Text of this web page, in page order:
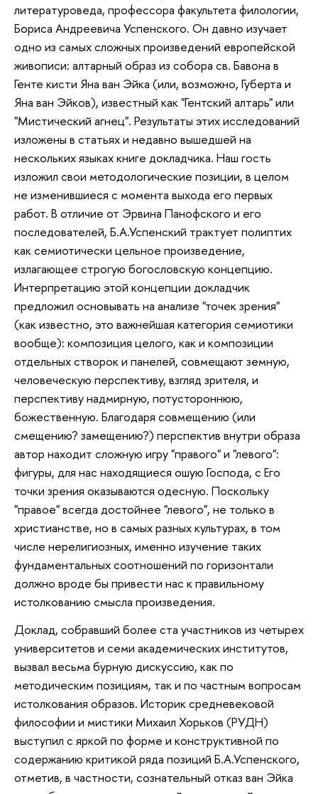
литературоведа, профессора факультета филологии,
Бориса Андреевича Успенского. Он давно изучает
одно из самых сложных произведений европейской
живописи: алтарный образ из собора св. Бавона в
Генте кисти Яна ван Эйка (или, возможно, Губерта и
Яна ван Эйков), известный как "Гентский алтарь" или
"Мистический агнец". Результаты этих исследований
изложены в статьях и недавно вышедшей на
нескольких языках книге докладчика. Наш гость
изложил свои методологические позиции, в целом
не изменившиеся с момента выхода его первых
работ. В отличие от Эрвина Панофского и его
последователей, Б.А.Успенский трактует полиптих
как семиотически цельное произведение,
излагающее строгую богословскую концепцию.
Интерпретацию этой концепции докладчик
предложил основывать на анализе "точек зрения"
(как известно, это важнейшая категория семиотики
вообще): композиция целого, как и композиции
отдельных створок и панелей, совмещают земную,
человеческую перспективу, взгляд зрителя, и
перспективу надмирную, потустороннюю,
божественную. Благодаря совмещению (или
смещению? замещению?) перспектив внутри образа
автор находит сложную игру "правого" и "левого":
фигуры, для нас находящиеся ошую Господа, с Его
точки зрения оказываются одесную. Поскольку
"правое" всегда достойнее "левого", не только в
христианстве, но в самых разных культурах, в том
числе нерелигиозных, именно изучение таких
фундаментальных соотношений по горизонтали
должно вроде бы привести нас к правильному
истолкованию смысла произведения.
Доклад, собравший более ста участников из четырех
университетов и семи академических институтов,
вызвал весьма бурную дискуссию, как по
методическим позициям, так и по частным вопросам
истолкования образов. Историк средневековой
философии и мистики Михаил Хорьков (РУДН)
выступил с яркой по форме и конструктивной по
содержанию критикой ряда позиций Б.А.Успенского,
отметив, в частности, сознательный отказ ван Эйка